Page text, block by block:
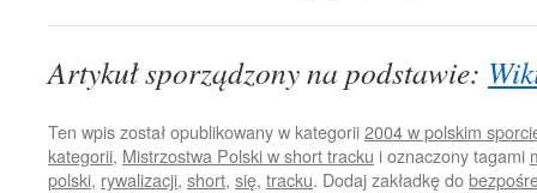
Artykuł sporządzony na podstawie:
Ten wpis został opublikowany w kategorii2004 w polskim
kategorii, Mistrzostwa Polski w short tracku i oznaczony tagami
polski, rywalizacji, short, się, tracku. Dodaj zakładkę do